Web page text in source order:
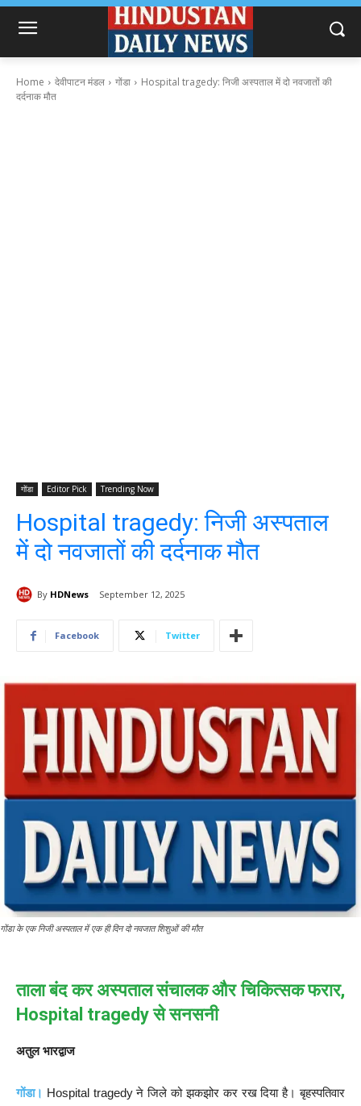
Home देवीपाटन मंडल गोंडा
Hospital tragedy: निजी अस्पताल में दो नवजातों की
दर्दनाक मौत
गोंडा Editor Pick Trending Now
Hospital tragedy: निजी अस्पताल
में दो नवजातों की दर्दनाक मौत
By HDNews September 12, 2025
Facebook Twitter
गोंडा के एक निजी अस्पताल में एक ही दिन दो नवजात शिशुओं की मौत
ताला बंद कर अस्पताल संचालक और चिकित्सक फरार,
Hospital tragedy से सनसनी
अतुल भारद्वाज
गोंडा। Hospital tragedy ने जिले को झकझोर कर रख दिया है। बृहस्पतिवार